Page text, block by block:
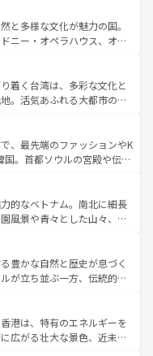
楽と美食が融合した独特の
の各地域で異なる魅力を楽
な歴史を感じることができ
アメリカ
てほしい。
番の観光地といえばオアフ
らマウイ島やカウアイ島が
に輝く海をはじめ、豊かな
々を迎えてくれるハワイの
やハワイアンミュージッ
すべてがハワイの魅力を彩
情報
しい。
と多様な文化が魅力の国。
ニー・オペラハウス、オー
えるウルル（エアーズロッ
林やケアンズの熱帯雨林な
、カフェやワイン、オージ
ており、サーフィンやダイ
トドア好きにはたまらな
力を存分に味わいつくそ
着く台湾は、多彩な文化と
。活気あふれる大都市の台
台湾東部など、都市の喧騒
、訪れる人に新しい発見と
、奥深い台湾の食文化も魅
ど、バラエティ豊かな料理
の台湾情報は コンテンツ一覧を参
、最先端のファッションやK
。首都ソウルの宮殿や伝統
々の自然美を楽しむことが
、絶品のストリートフード
っている。夜には、韓国な
多彩な魅力を心ゆくまで味
。 なお、新着の韓国情報はコンテンツ一
的なベトナム。南北に細長
風景や青々とした山々、世
。ハノイの古い町並みやホ
の建物も、独特の雰囲気を
ティの豊かさとおいしさで
トナムコーヒーなどは、ぜ
を訪れてもあたたかい人々
きっと忘れられない旅にな
豊かな自然と歴史が息づく
が立ち並ぶ一方、伝統的な
はチェンマイなどの山岳地
プーケットやクラビの美し
むことができる。タイ料理
港は、特有のエネルギーを
広がる壮大な景色、近未来